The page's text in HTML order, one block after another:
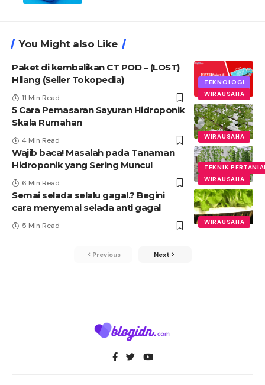
You Might also Like
TEKNOLOGI
WIRAUSAHA
Paket di kembalikan CT POD – (LOST)
Hilang (Seller Tokopedia)
11 Min Read
WIRAUSAHA
5 Cara Pemasaran Sayuran Hidroponik
Skala Rumahan
4 Min Read
TEKNIK
WIRAUSAHA
Wajib baca! Masalah pada Tanaman
Hidroponik yang Sering Muncul
6 Min Read
WIRAUSAHA
Semai selada selalu gagal.? Begini
cara menyemai selada anti gagal
5 Min Read
Previous Next